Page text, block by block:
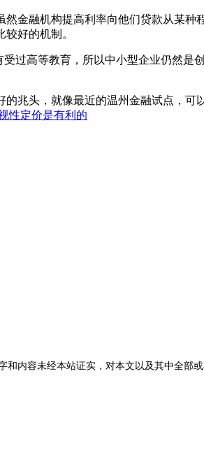
金融机构提高利率向他们贷款从某
好的机制。
过高等教育，所以中小型企业仍然
兆头，就像最近的温州金融试点，
内容未经本站证实，对本文以及其中全部